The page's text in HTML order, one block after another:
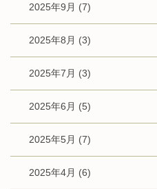
2025年9月 (7)
2025年8月 (3)
2025年7月 (3)
2025年6月 (5)
2025年5月 (7)
2025年4月 (6)